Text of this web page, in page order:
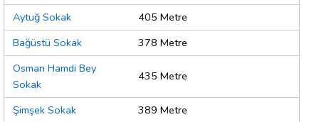
Aytuğ Sokak
405 Metre
Bağüstü Sokak
378 Metre
Osman Hamdi Bey
Sokak
435 Metre
Şimşek Sokak
389 Metre